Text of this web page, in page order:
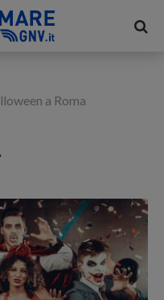
a Roma